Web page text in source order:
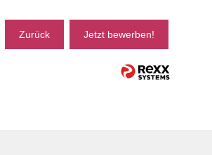
Zurück Jetzt bewerben!